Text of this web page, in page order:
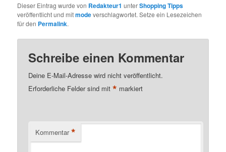
Dieser Eintrag wurde von Redakteur1 unterShopping Tipps
veröffentlicht und mitmodeverschlagwortet. Setze ein Lesezeichen
für den Permalink.
Schreibe einen Kommentar
Deine E-Mail-Adresse wird nicht veröffentlicht.
Erforderliche Felder sind mit* markiert
Kommentar *